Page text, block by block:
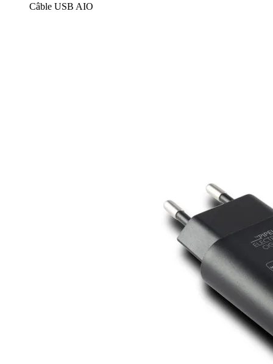
Câble USB AIO